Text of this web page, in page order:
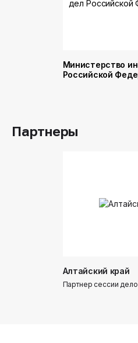
Министерство
Российской
Партнеры
Алтайский край
Партнер сессии